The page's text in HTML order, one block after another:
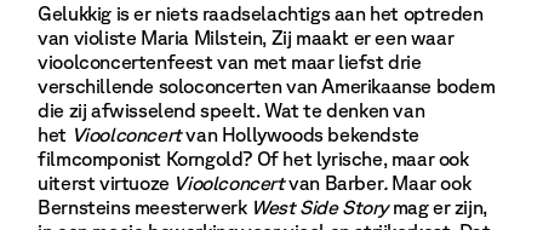
Gelukkig is er niets raadselachtigs aan het optreden
van violiste Maria Milstein, Zij maakt er een waar
vioolconcertenfeest van met maar liefst drie
verschillende soloconcerten van Amerikaanse bodem
die zij afwisselend speelt. Wat te denken van
het Vioolconcertvan Hollywoods bekendste
filmcomponist Korngold? Of het lyrische, maar ook
uiterst virtuoze Vioolconcertvan Barber. Maar ook
Bernsteins meesterwerk West Side Storymag er zijn,